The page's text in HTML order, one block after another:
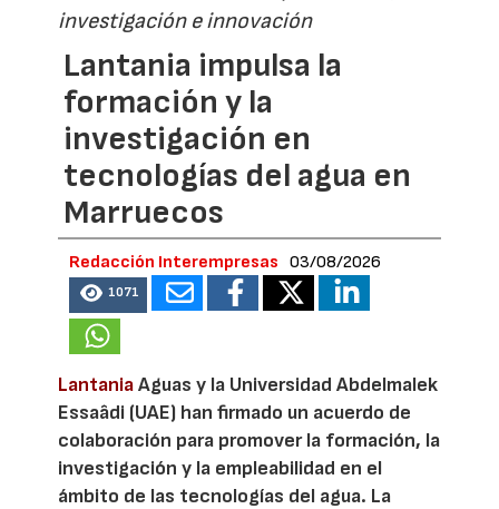
investigación e innovación
Lantania impulsa la
formación y la
investigación en
tecnologías del agua en
Marruecos
Redacción Interempresas 03/08/2026
1071
LantaniaAguas y la Universidad Abdelmalek
Essaâdi (UAE) han firmado un acuerdo de
colaboración para promover la formación, la
investigación y la empleabilidad en el
ámbito de las tecnologías del agua. La